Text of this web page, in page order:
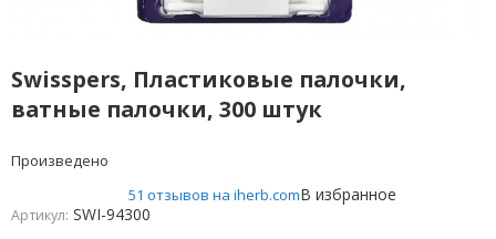
Swisspers, Пластиковые палочки,
ватные палочки, 300 штук
Произведено
51 отзывов на iherb.comВ избранное
Артикул: SWI-94300